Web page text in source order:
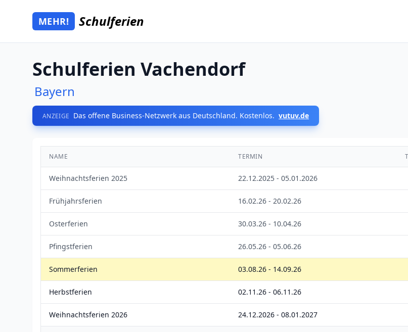
Zum Hauptinhalt springen
Mehr Schulferien
MEHR! Schulferien
Schulferien Vachendorf
Bayern
ANZEIGE Das offene Business-Netzwerk aus Deutschland. Kostenlos. vutuv.de
NAME TERMIN
Weihnachtsferien 2025 22.12.2025 - 05.01.2026
Frühjahrsferien 16.02.26 - 20.02.26
Osterferien 30.03.26 - 10.04.26
Pfingstferien 26.05.26 - 05.06.26
Sommerferien 03.08.26 - 14.09.26
Herbstferien 02.11.26 - 06.11.26
Weihnachtsferien 2026 24.12.2026 - 08.01.2027